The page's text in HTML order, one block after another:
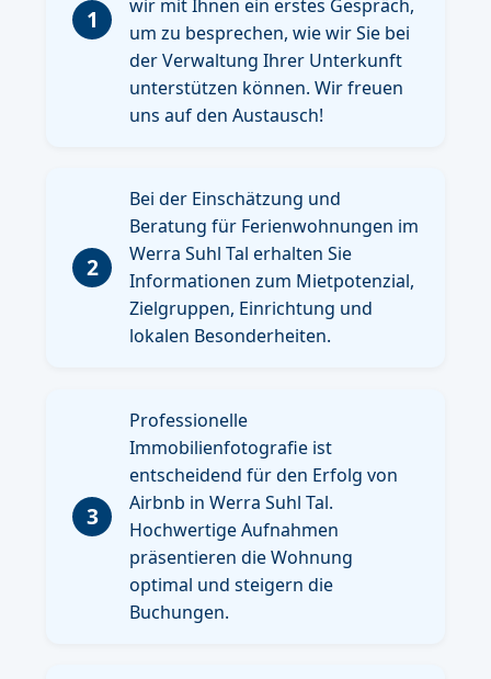
1
wir mit Ihnen ein erstes Gespräch,
um zu besprechen, wie wir Sie bei
der Verwaltung Ihrer Unterkunft
unterstützen können. Wir freuen
uns auf den Austausch!
2
Bei der Einschätzung und
Beratung für Ferienwohnungen im
Werra Suhl Tal erhalten Sie
Informationen zum Mietpotenzial,
Zielgruppen, Einrichtung und
lokalen Besonderheiten.
3
Professionelle
Immobilienfotografie ist
entscheidend für den Erfolg von
Airbnb in Werra Suhl Tal.
Hochwertige Aufnahmen
präsentieren die Wohnung
optimal und steigern die
Buchungen.